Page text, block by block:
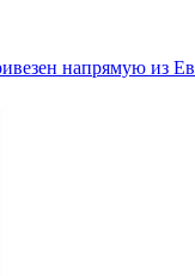
напрямую из